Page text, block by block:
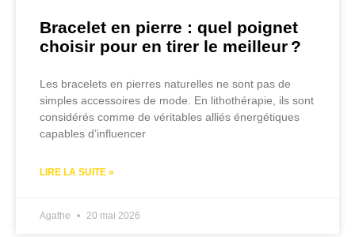
Bracelet en pierre : quel poignet
choisir pour en tirer le meilleur ?
Les bracelets en pierres naturelles ne sont pas de
simples accessoires de mode. En lithothérapie, ils sont
considérés comme de véritables alliés énergétiques
capables d’influencer
LIRE LA SUITE »
Agathe 20 mai 2026